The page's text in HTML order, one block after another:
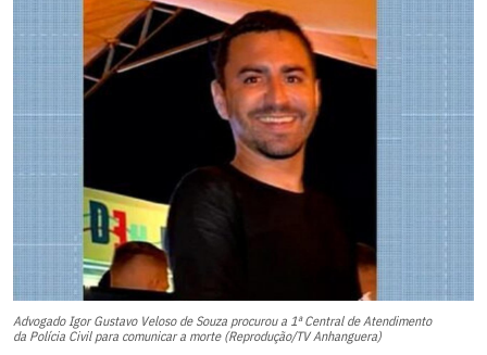
Advogado Igor Gustavo Veloso de Souza procurou a 1ª Central de Atendimento
da Polícia Civil para comunicar a morte (Reprodução/TV Anhanguera)